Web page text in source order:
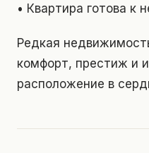
• Квартира готова к
Редкая
комфорт, престиж и
расположение в